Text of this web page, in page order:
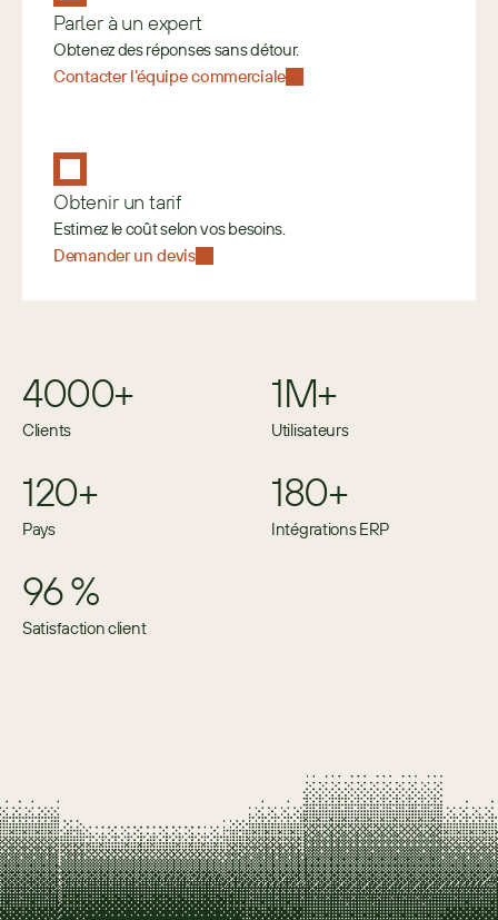
Parler à un expert
Obtenez des réponses sans détour.
Contacter l’équipe commerciale
Obtenir un tarif
Estimez le coût selon vos besoins.
Demander un devis
4000+
Clients
1M+
Utilisateurs
120+
Pays
180+
Intégrations ERP
96 %
Satisfaction client